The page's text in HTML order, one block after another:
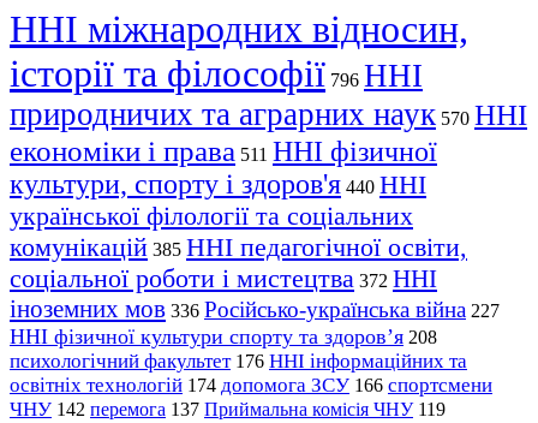
ННІ міжнародних відносин,
історії та філософії 796 ННІ
природничих та аграрних наук 570 ННІ
економіки і права 511 ННІ фізичної
культури, спорту і здоров'я 440 ННІ
української філології та соціальних
комунікацій 385 ННІ педагогічної освіти,
соціальної роботи і мистецтва 372 ННІ
іноземних мов 336 Російсько-українська війна 227
ННІ фізичної культури спорту та здоров’я 208
психологічний факультет 176 ННІ інформаційних та
освітніх технологій 174 допомога ЗСУ 166 спортсмени
ЧНУ 142 перемога 137 Приймальна комісія ЧНУ 119